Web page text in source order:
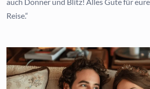
Reise.“